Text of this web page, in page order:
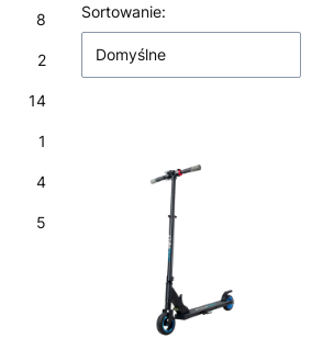
8
2
14
1
4
5
Lista produktów
Sortowanie:
Domyślne